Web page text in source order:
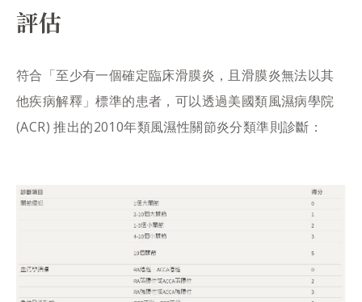
評估
符合「至少有一個確定臨床滑膜炎，且滑膜炎無法以其
他疾病解釋」標準的患者，可以透過美國類風濕病學院
(ACR) 推出的2010年類風濕性關節炎分類準則診斷：